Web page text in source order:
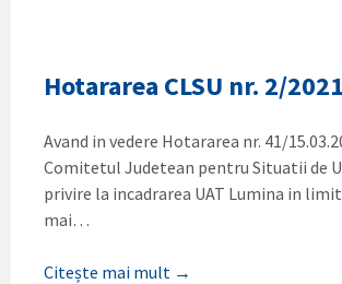
Hotararea CLSU nr. 2/2021
Avand in vedere Hotararea nr. 41/
Comitetul Judetean pentru Situatii de
privire la incadrarea UAT Lumina in
mai…
Citește mai mult →